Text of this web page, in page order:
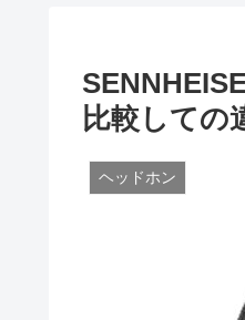
比較しての
ヘッドホン